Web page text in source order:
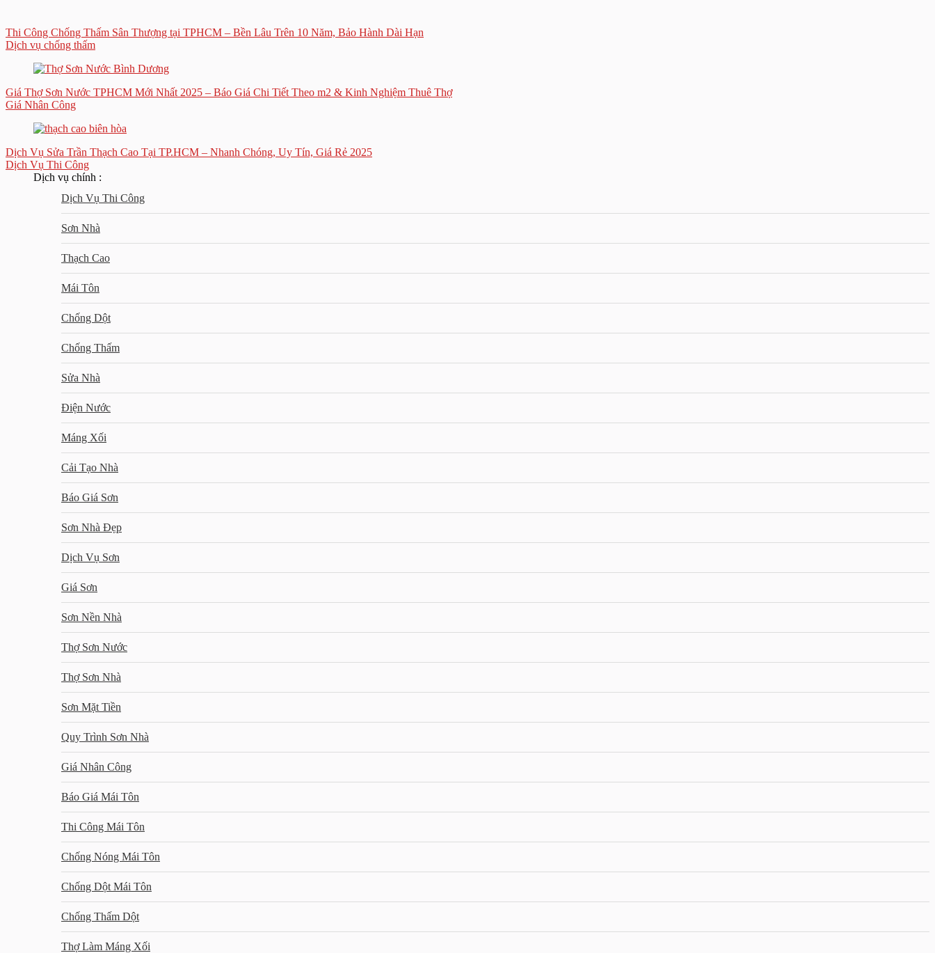
Thi Công Chống Thấm Sân Thượng tại TPHCM – Bền Lâu Trên 10 Năm, Bảo Hành Dài Hạn
Dịch vụ chống thấm
Giá Thợ Sơn Nước TPHCM Mới Nhất 2025 – Báo Giá Chi Tiết Theo m2 & Kinh Nghiệm Thuê Thợ
Giá Nhân Công
Dịch Vụ Sửa Trần Thạch Cao Tại TP.HCM – Nhanh Chóng, Uy Tín, Giá Rẻ 2025
Dịch Vụ Thi Công
Dịch vụ chính :
Dịch Vụ Thi Công
Sơn Nhà
Thạch Cao
Mái Tôn
Chống Dột
Chống Thấm
Sửa Nhà
Điện Nước
Máng Xối
Cải Tạo Nhà
Báo Giá Sơn
Sơn Nhà Đẹp
Dịch Vụ Sơn
Giá Sơn
Sơn Nền Nhà
Thợ Sơn Nước
Thợ Sơn Nhà
Sơn Mặt Tiền
Quy Trình Sơn Nhà
Giá Nhân Công
Báo Giá Mái Tôn
Thi Công Mái Tôn
Chống Nóng Mái Tôn
Chống Dột Mái Tôn
Chống Thấm Dột
Thợ Làm Máng Xối